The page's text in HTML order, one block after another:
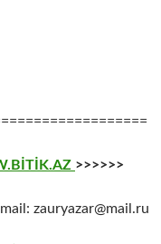
>>>>>>
zauryazar@mail.ru